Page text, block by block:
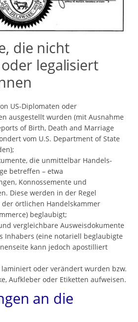
die nicht
legalisiert
US-Diplomaten oder
ausgestellt wurden (mit Ausnahme
of Birth, Death and Marriage
vom U.S. Department of State
die unmittelbar Handels-
betreffen – etwa
Konnossemente und
Diese werden in der Regel
örtlichen Handelskammer
beglaubigt;
vergleichbare Ausweisdokumente
Inhabers (eine notariell beglaubigte
kann jedoch apostilliert
laminiert oder verändert wurden bzw.
Aufkleber oder Etiketten aufweisen.
an die